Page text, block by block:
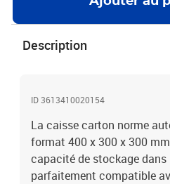
Description
ID 3613410020154
La caisse carton norme
format 400 x 300 x 300
capacité de stockage
parfaitement compatible